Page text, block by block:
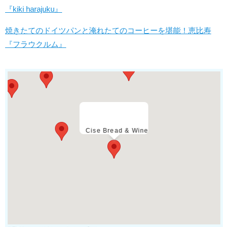
『kiki harajuku』
焼きたてのドイツパンと淹れたてのコーヒーを堪能！恵比寿
『フラウクルム』
Cise Bread & Wine